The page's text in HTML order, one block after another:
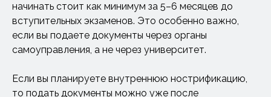
начинать стоит как минимум за 5–6 месяцев до
вступительных экзаменов. Это особенно важно,
если вы подаете документы через органы
самоуправления, а не через университет.
Если вы планируете внутреннюю нострификацию,
то подать документы можно уже после